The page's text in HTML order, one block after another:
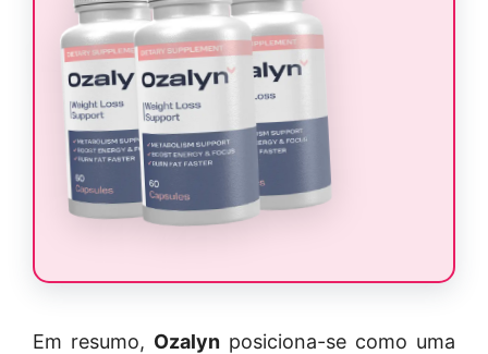
Em resumo, Ozalyn posiciona-se como uma